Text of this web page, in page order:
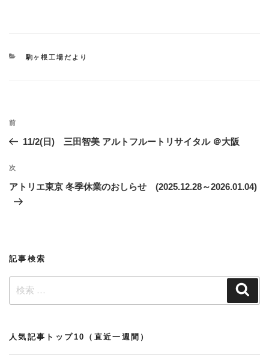
カ
駒ヶ根工場だより
投
ビ
ゲ
ー
ン
過
去
投
稿
前
11/2(日) 三田智美 アルトフルートリサイタル ＠大阪
次
の
次
アトリエ東京 冬季休業のおしらせ (2025.12.28～2026.01.04)
記事検索
索:
人気記事トップ10（直近一週間）